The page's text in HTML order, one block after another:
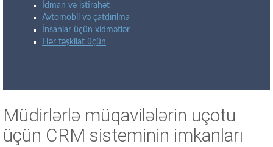
İdman və istirahət
Avtomobil və çatdırılma
İnsanlar üçün xidmətlər
Hər təşkilat üçün
Müdirlərlə müqavilələrin uçotu
üçün CRM sisteminin imkanları